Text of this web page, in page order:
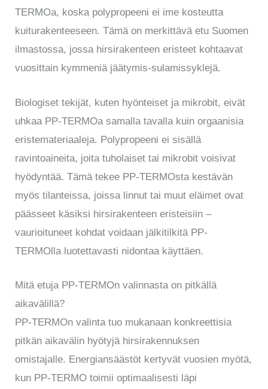
TERMOa, koska polypropeeni ei ime kosteutta
kuiturakenteeseen. Tämä on merkittävä etu Suomen
ilmastossa, jossa hirsirakenteen eristeet kohtaavat
vuosittain kymmeniä jäätymis-sulamissyklejä.
Biologiset tekijät, kuten hyönteiset ja mikrobit, eivät
uhkaa PP-TERMOa samalla tavalla kuin orgaanisia
eristemateriaaleja. Polypropeeni ei sisällä
ravintoaineita, joita tuholaiset tai mikrobit voisivat
hyödyntää. Tämä tekee PP-TERMOsta kestävän
myös tilanteissa, joissa linnut tai muut eläimet ovat
päässeet käsiksi hirsirakenteen eristeisiin –
vaurioituneet kohdat voidaan jälkitilkitä PP-
TERMOlla luotettavasti nidontaa käyttäen.
Mitä etuja PP-TERMOn valinnasta on pitkällä
aikavälillä?
PP-TERMOn valinta tuo mukanaan konkreettisia
pitkän aikavälin hyötyjä hirsirakennuksen
omistajalle. Energiansäästöt kertyvät vuosien myötä,
kun PP-TERMO toimii optimaalisesti läpi